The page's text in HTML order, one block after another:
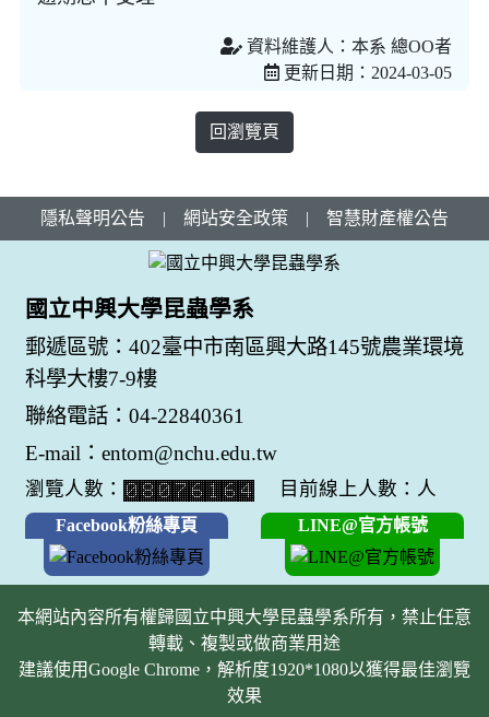
資料維護人：本系 總OO者
更新日期：2024-03-05
回瀏覽頁
隱私聲明公告 | 網站安全政策 | 智慧財產權公告
國立中興大學昆蟲學系
郵遞區號：402臺中市南區興大路145號農業環境
科學大樓7-9樓
聯絡電話：04-22840361
E-mail：entom@nchu.edu.tw
瀏覽人數： 目前線上人數：人
Facebook粉絲專頁 LINE@官方帳號
本網站內容所有權歸國立中興大學昆蟲學系所有，禁止任意
轉載、複製或做商業用途
建議使用Google Chrome，解析度1920*1080以獲得最佳瀏覽
效果